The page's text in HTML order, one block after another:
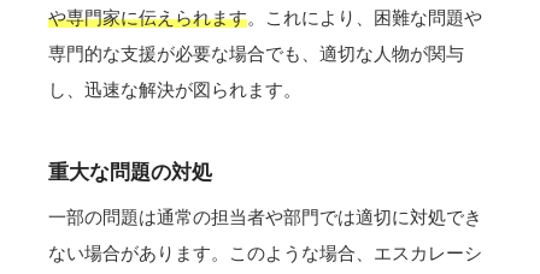
や専門家に伝えられます。これにより、困難な問題や
専門的な支援が必要な場合でも、適切な人物が関与
し、迅速な解決が図られます。
重大な問題の対処
一部の問題は通常の担当者や部門では適切に対処でき
ない場合があります。このような場合、エスカレーシ